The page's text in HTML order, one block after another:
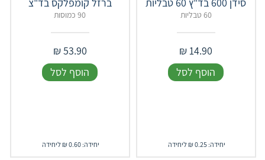
60 טבליות
14.90
₪
הוסף לסל
יחידה: 0.25 ₪ ליחידה
90 כמוסות
53.90
₪
הוסף לסל
יחידה: 0.60 ₪ ליחידה